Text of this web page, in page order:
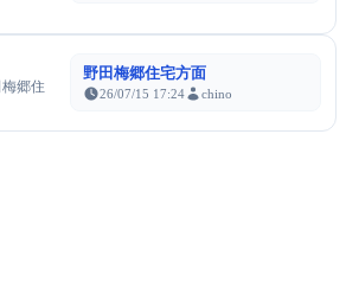
郷住
野田梅郷住宅方面
26/07/15 17:24 chino